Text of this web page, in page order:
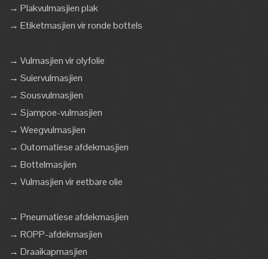
→ Plakvulmasjien plak
→ Etiketmasjien vir ronde bottels
→ Vulmasjien vir olyfolie
→ Suiervulmasjien
→ Sousvulmasjien
→ Sjampoe-vulmasjien
→ Weegvulmasjien
→ Outomatiese afdekmasjien
→ Bottelmasjien
→ Vulmasjien vir eetbare olie
→ Pneumatiese afdekmasjien
→ ROPP-afdekmasjien
→ Draaikapmasjien